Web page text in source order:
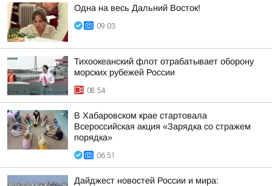
Одна на весь Дальний Восток!
09:03
Тихоокеанский флот отрабатывает оборону
морских рубежей России
08:54
В Хабаровском крае стартовала
Всероссийская акция «Зарядка со стражем
порядка»
06:51
Дайджест новостей России и мира: